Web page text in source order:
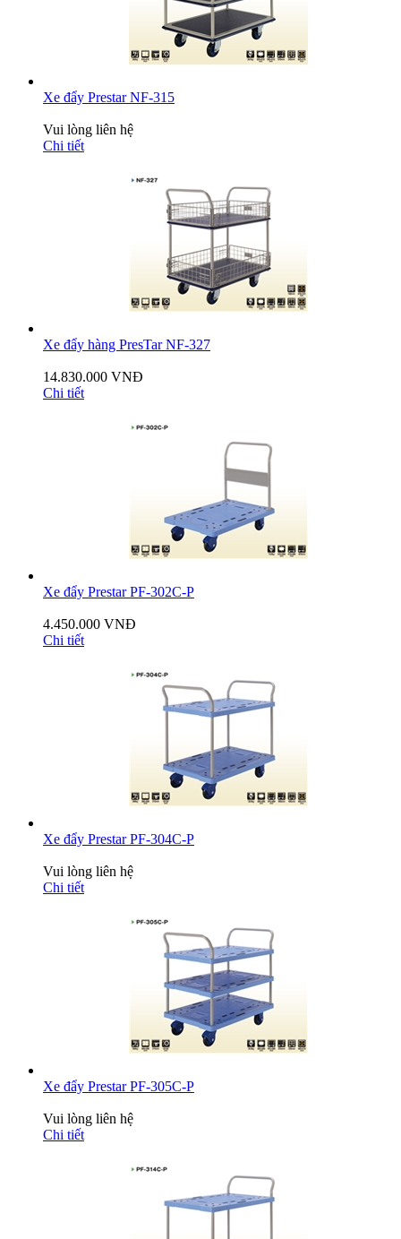
Xe đẩy Prestar NF-315
Vui lòng liên hệ
Chi tiết
Xe đẩy hàng PresTar NF-327
14.830.000 VNĐ
Chi tiết
Xe đẩy Prestar PF-302C-P
4.450.000 VNĐ
Chi tiết
Xe đẩy Prestar PF-304C-P
Vui lòng liên hệ
Chi tiết
Xe đẩy Prestar PF-305C-P
Vui lòng liên hệ
Chi tiết